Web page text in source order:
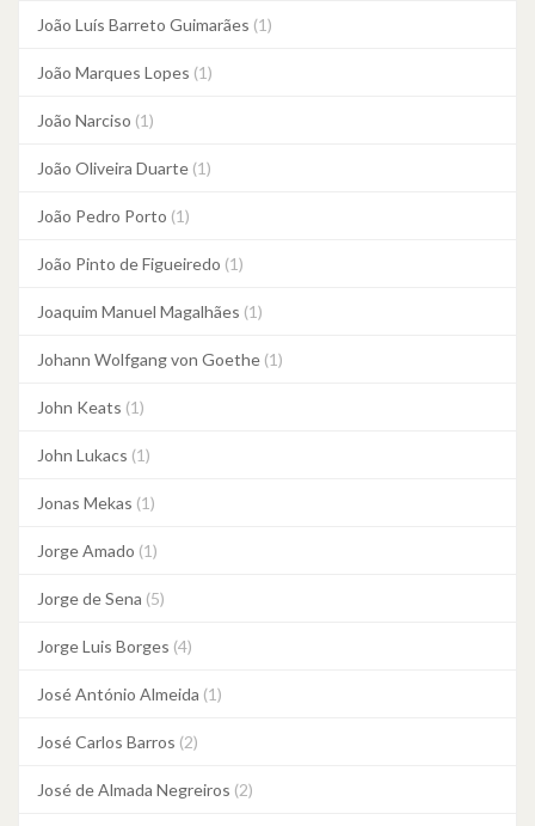
João Luís Barreto Guimarães (1)
João Marques Lopes (1)
João Narciso (1)
João Oliveira Duarte (1)
João Pedro Porto (1)
João Pinto de Figueiredo (1)
Joaquim Manuel Magalhães (1)
Johann Wolfgang von Goethe (1)
John Keats (1)
John Lukacs (1)
Jonas Mekas (1)
Jorge Amado (1)
Jorge de Sena (5)
Jorge Luis Borges (4)
José António Almeida (1)
José Carlos Barros (2)
José de Almada Negreiros (2)